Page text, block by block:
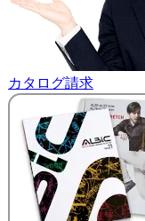
カタログ請求